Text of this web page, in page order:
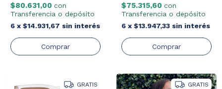
$80.631,00 con
Transferencia o depósito
6 x $14.931,67 sin interés
$75.315,60 con
Transferencia o depósito
6 x $13.947,33 sin interés
GRATIS GRATIS